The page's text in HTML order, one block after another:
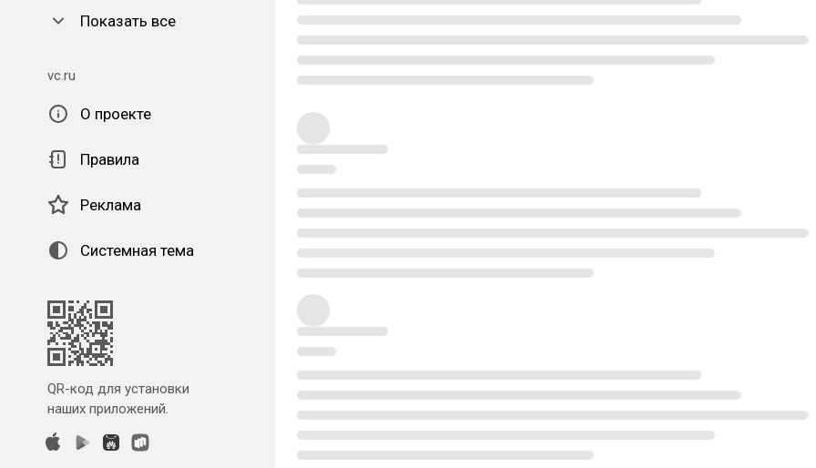
Показать все
vc.ru
О проекте
Правила
Реклама
Системная тема
QR-код для установки
наших приложений.